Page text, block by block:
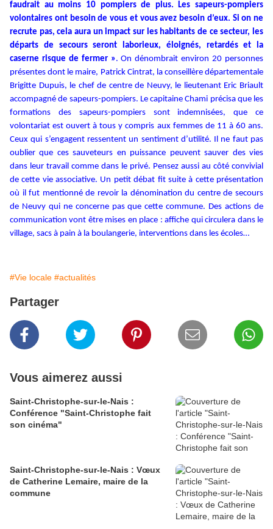
faudrait au moins 10 pompiers de plus. Les sapeurs-pompiers
volontaires ont besoin de vous et vous avez besoin d’eux. Si on ne
recrute pas, cela aura un impact sur les habitants de ce secteur, les
départs de secours seront laborieux, éloignés, retardés et la
caserne risque de fermer ». On dénombrait environ 20 personnes
présentes dont le maire, Patrick Cintrat, la conseillère départementale
Brigitte Dupuis, le chef de centre de Neuvy, le lieutenant Eric Briault
accompagné de sapeurs-pompiers. Le capitaine Chami précisa que les
formations des sapeurs-pompiers sont indemnisées, que ce
volontariat est ouvert à tous y compris aux femmes de 11 à 60 ans.
Ceux qui s’engagent ressentent un sentiment d’utilité. Il ne faut pas
oublier que ces sauveteurs en puissance peuvent sauver des vies
dans leur travail comme dans le privé. Pensez aussi au côté convivial
de cette vie associative. Un petit débat fit suite à cette présentation
où il fut mentionné de revoir la dénomination du centre de secours
de Neuvy qui ne concerne pas que cette commune. Des actions de
communication vont être mises en place : affiche qui circulera dans le
village, sacs à pain à la boulangerie, interventions dans les écoles…
#Vie locale #actualités
Partager
Vous aimerez aussi
Saint-Christophe-sur-le-Nais :
Conférence "Saint-Christophe fait
son cinéma"
Saint-Christophe-sur-le-Nais : Vœux
de Catherine Lemaire, maire de la
commune